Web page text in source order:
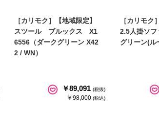
［カリモク］【地域限定】
スツール ブルックス X1
6556（ダークグリーン X42
2 / WN）
￥89,091 (税抜)
￥98,000 (税込)
［カリモク
2.5人掛ソフ
グリーン(ル